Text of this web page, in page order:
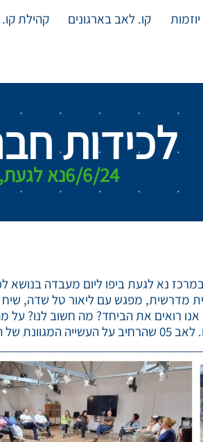
יוזמות קו. לאב בארגונים קהילת
לכידות
6/6/24נא לגעת,
דיי" 6/6 נפגשנו במרכז נא לגעת ביפו ליום
מדרשית, מפגש עם ליאור טל שדה, שיח
רואים את הביחד? מה חשוב לנו? על
הקו. לאבי.